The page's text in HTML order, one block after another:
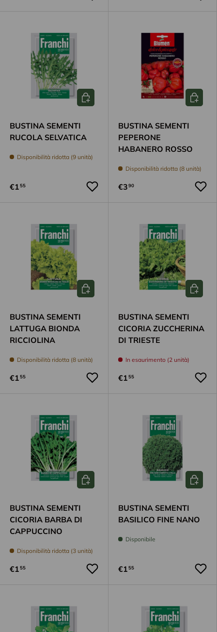
BUSTINA SEMENTI
RUCOLA SELVATICA
Disponibilità ridotta (9 unità)
€155
Aggiungi al carrello
BUSTINA SEMENTI
PEPERONE
HABANERO ROSSO
Disponibilità ridotta (8 unità)
€390
BUSTINA SEMENTI
LATTUGA BIONDA
RICCIOLINA
Disponibilità ridotta (8 unità)
€155
Aggiungi al carrello
BUSTINA SEMENTI
CICORIA ZUCCHERINA
DI TRIESTE
In esaurimento (2 unità)
€155
BUSTINA SEMENTI
CICORIA BARBA DI
CAPPUCCINO
Disponibilità ridotta (3 unità)
€155
Aggiungi al carrello
BUSTINA SEMENTI
BASILICO FINE NANO
Disponibile
€155